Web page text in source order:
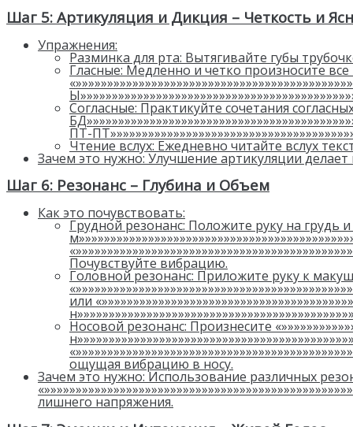
Шаг 5: Артикуляция и Дикция – Четкость и
Упражнения:
Разминка для рта: Вытягивайте губы
Гласные: Медленно и четко произносите
Согласные: Практикуйте сочетания
ПТ-
Чтение вслух: Ежедневно читайте вслух
Зачем это нужно: Улучшение артикуляции
Шаг 6: Резонанс – Глубина и Объем
Как это почувствовать:
Грудной резонанс: Положите руку на грудь и
Почувствуйте вибрацию.
Головной резонанс: Приложите руку к
или
Носовой резонанс: Произнесите
ощущая вибрацию в носу.
Зачем это нужно: Использование различных
лишнего напряжения.